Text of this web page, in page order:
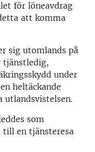
för löneavdrag
att komma
sig utomlands på
tjänstledig,
under
heltäckande
utlandsvistelsen.
som
till en tjänsteresa